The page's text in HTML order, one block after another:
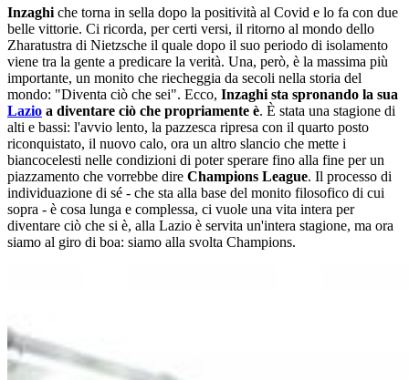
Inzaghi che torna in sella dopo la positività al Covid e lo fa con due
belle vittorie. Ci ricorda, per certi versi, il ritorno al mondo dello
Zharatustra di Nietzsche il quale dopo il suo periodo di isolamento
viene tra la gente a predicare la verità. Una, però, è la massima più
importante, un monito che riecheggia da secoli nella storia del
mondo: "Diventa ciò che sei". Ecco, Inzaghi sta spronando la sua
Lazio a diventare ciò che propriamente è. È stata una stagione di
alti e bassi: l'avvio lento, la pazzesca ripresa con il quarto posto
riconquistato, il nuovo calo, ora un altro slancio che mette i
biancocelesti nelle condizioni di poter sperare fino alla fine per un
piazzamento che vorrebbe dire Champions League. Il processo di
individuazione di sé - che sta alla base del monito filosofico di cui
sopra - è cosa lunga e complessa, ci vuole una vita intera per
diventare ciò che si è, alla Lazio è servita un'intera stagione, ma ora
siamo al giro di boa: siamo alla svolta Champions.